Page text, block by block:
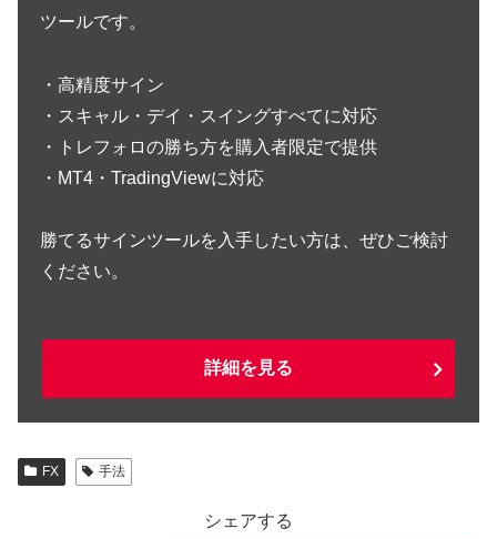
ツールです。
・高精度サイン
・スキャル・デイ・スイングすべてに対応
・トレフォロの勝ち方を購入者限定で提供
・MT4・TradingViewに対応
勝てるサインツールを入手したい方は、ぜひご検討
ください。
詳細を見る
FX 手法
シェアする